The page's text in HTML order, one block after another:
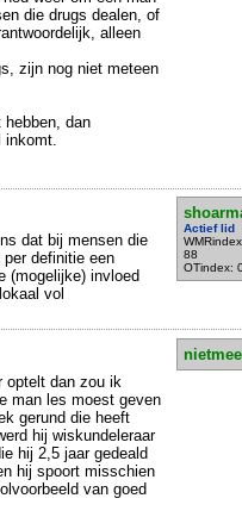
die drugs dealen, of
alleen
zijn nog niet meteen
hebben, dan
Actief lid
88
OTindex:
dat bij mensen die
definitie een
(mogelijke) invloed
vol
optelt dan zou ik
man les moest geven
gerund die heeft
hij wiskundeleraar
hij 2,5 jaar gedeald
hij spoort misschien
van goed